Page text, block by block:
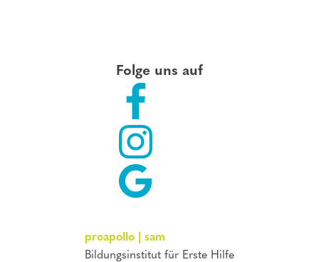
Folge uns auf
proapollo | sam
Bildungsinstitut für Erste Hilfe